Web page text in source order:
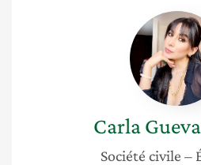
Inga
Carla
Société civile –